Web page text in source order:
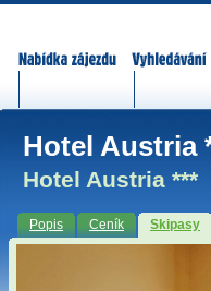
Hotel Austria
Hotel Austria ***
Popis Ceník Skipasy